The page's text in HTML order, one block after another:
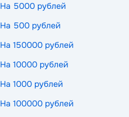
На 5000 рублей
На 500 рублей
На 150000 рублей
На 10000 рублей
На 1000 рублей
На 100000 рублей